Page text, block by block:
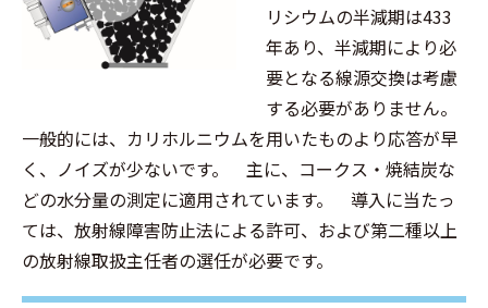
リシウムの半減期は433
年あり、半減期により必
要となる線源交換は考慮
する必要がありません。
一般的には、カリホルニウムを用いたものより応答が早
く、ノイズが少ないです。 主に、コークス・焼結炭な
どの水分量の測定に適用されています。 導入に当たっ
ては、放射線障害防止法による許可、および第二種以上
の放射線取扱主任者の選任が必要です。